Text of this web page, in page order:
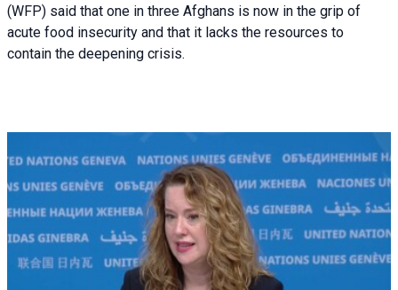
(WFP) said that one in three Afghans is now in the grip of
acute food insecurity and that it lacks the resources to
contain the deepening crisis.